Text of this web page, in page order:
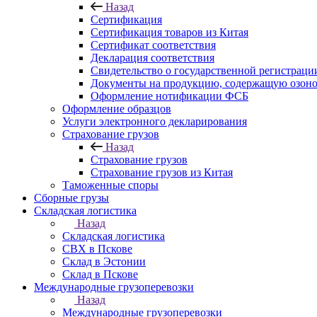
Назад
Сертификация
Сертификация товаров из Китая
Сертификат соответствия
Декларация соответствия
Свидетельство о государственной
Документы на продукцию, содержащую
Оформление нотификации ФСБ
Оформление образцов
Услуги электронного декларирования
Страхование грузов
Назад
Страхование грузов
Страхование грузов из Китая
Таможенные споры
Сборные грузы
Складская логистика
Назад
Складская логистика
СВХ в Пскове
Склад в Эстонии
Склад в Пскове
Международные грузоперевозки
Назад
Международные грузоперевозки